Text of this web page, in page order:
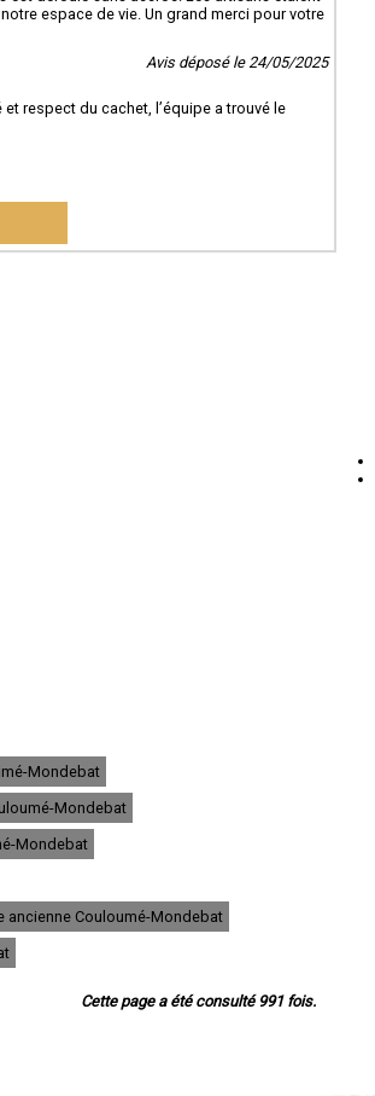
espace de vie. Un grand merci pour votre
Avis déposé le 24/05/2025
respect du cachet, l’équipe a trouvé le
Mondebat
Mondebat
Mondebat
ancienne Couloumé-Mondebat
Cette page a été consulté 991 fois.